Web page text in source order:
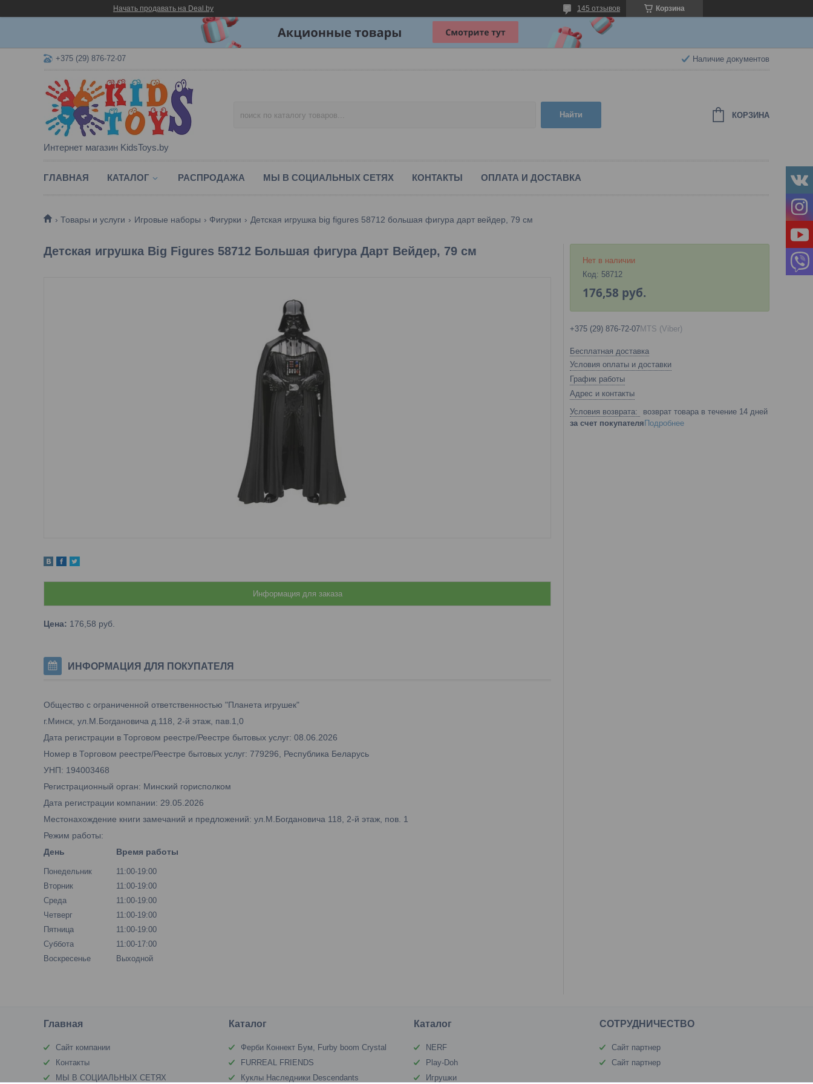
Начать продавать на Deal.by Корзина
145 отзывов
+375 (29) 876-72-07 Наличие документов
Интернет магазин KidsToys.by
Найти КОРЗИНА
ГЛАВНАЯ КАТАЛОГ РАСПРОДАЖА МЫ В СОЦИАЛЬНЫХ СЕТЯХ КОНТАКТЫ ОПЛАТА И ДОСТАВКА
Товары и услуги Игровые наборы Фигурки Детская игрушка big figures 58712 большая фигура дарт вейдер, 79 см
Детская игрушка Big Figures 58712 Большая фигура Дарт Вейдер, 79 см
Информация для заказа
Цена: 176,58 руб.
ИНФОРМАЦИЯ ДЛЯ ПОКУПАТЕЛЯ
Общество с ограниченной ответственностью "Планета игрушек"
г.Минск, ул.М.Богдановича д.118, 2-й этаж, пав.1,0
Дата регистрации в Торговом реестре/Реестре бытовых услуг: 08.06.2026
Номер в Торговом реестре/Реестре бытовых услуг: 779296, Республика Беларусь
УНП: 194003468
Регистрационный орган: Минский горисполком
Дата регистрации компании: 29.05.2026
Местонахождение книги замечаний и предложений: ул.М.Богдановича 118, 2-й этаж, пов. 1
Режим работы:
День
Время работы
Понедельник
11:00-19:00
Вторник
11:00-19:00
Среда
11:00-19:00
Четверг
11:00-19:00
Пятница
11:00-19:00
Суббота
11:00-17:00
Воскресенье
Выходной
Нет в наличии
Код: 58712
176,58 руб.
+375 (29) 876-72-07MTS (Viber)
Бесплатная доставка
Условия оплаты и доставки
График работы
Адрес и контакты
возврат товара в течение 14 дней
за счет покупателя Подробнее
Главная
Сайт компании
Контакты
МЫ В СОЦИАЛЬНЫХ СЕТЯХ
Каталог
Ферби Коннект Бум, Furby boom Crystal
FURREAL FRIENDS
Куклы Наследники Descendants
Каталог
NERF
Play-Doh
Игрушки
CОТРУДНИЧЕСТВО
Сайт партнер
Сайт партнер